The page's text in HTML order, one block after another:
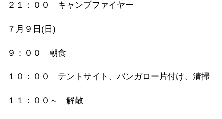
２１：００ キャンプファイヤー
７月９日(日)
９：００ 朝食
１０：００ テントサイト、バンガロー片付け、清掃
１１：００～ 解散